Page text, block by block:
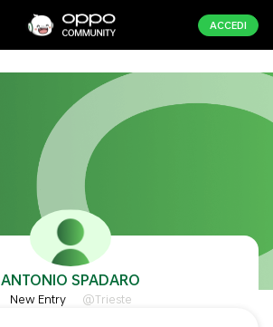
ACCEDI
ANTONIO SPADARO
New Entry @Trieste